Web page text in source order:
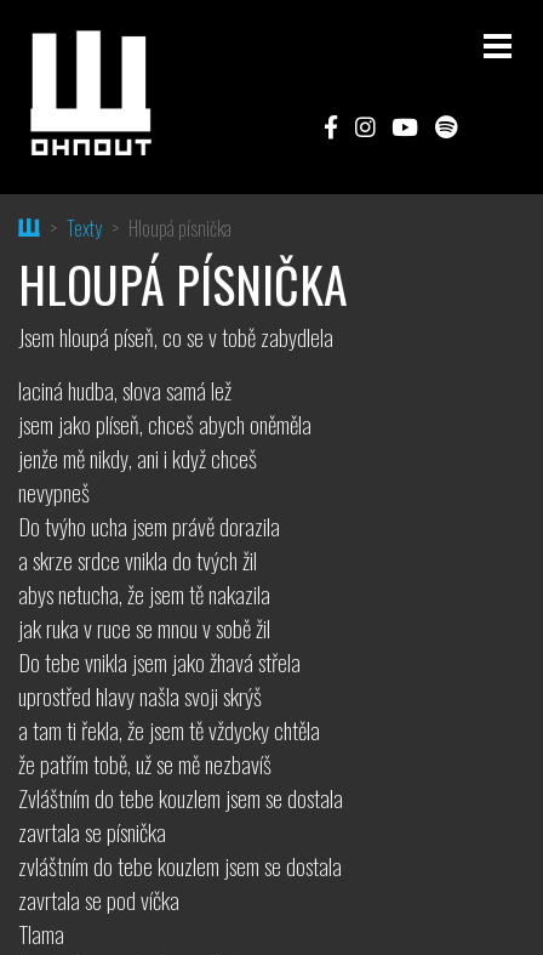
HomeTexty Hloupá písnička
HLOUPÁ PÍSNIČKA
Jsem hloupá píseň, co se v tobě zabydlela
laciná hudba, slova samá lež
jsem jako plíseň, chceš abych oněměla
jenže mě nikdy, ani i když chceš
nevypneš
Do tvýho ucha jsem právě dorazila
a skrze srdce vnikla do tvých žil
abys netucha, že jsem tě nakazila
jak ruka v ruce se mnou v sobě žil
Do tebe vnikla jsem jako žhavá střela
uprostřed hlavy našla svoji skrýš
a tam ti řekla, že jsem tě vždycky chtěla
že patřím tobě, už se mě nezbavíš
Zvláštním do tebe kouzlem jsem se dostala
zavrtala se písnička
zvláštním do tebe kouzlem jsem se dostala
zavrtala se pod víčka
Tlama